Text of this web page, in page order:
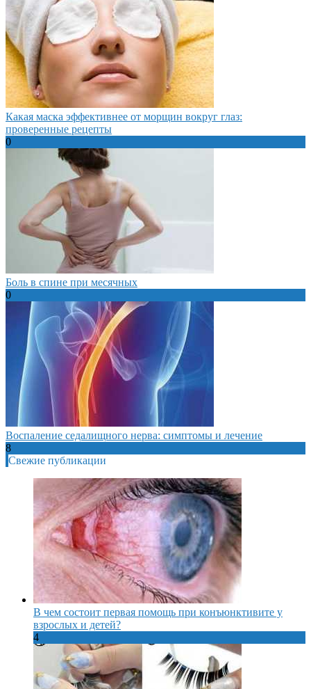
Какая маска эффективнее от морщин вокруг глаз:
проверенные рецепты
0
Боль в спине при месячных
0
Воспаление седалищного нерва: симптомы и лечение
8
Свежие публикации
В чем состоит первая помощь при конъюнктивите у
взрослых и детей?
4